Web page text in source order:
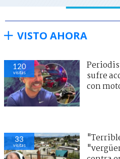
VISTO AHORA
120
visitas
sufre
con
33
visitas